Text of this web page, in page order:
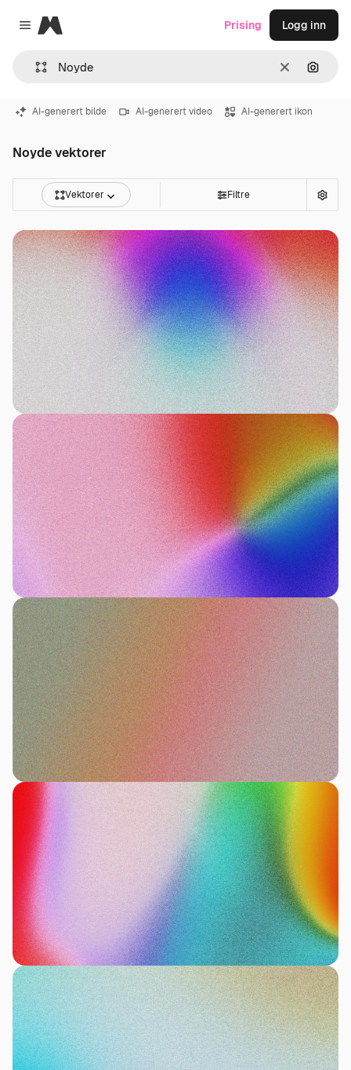
Close menu
Magnific
Slett Søk
Prising Logg inn
AI-generert bilde AI-generert video AI-generert ikon
Noyde vektorer
Vektorer Filtre